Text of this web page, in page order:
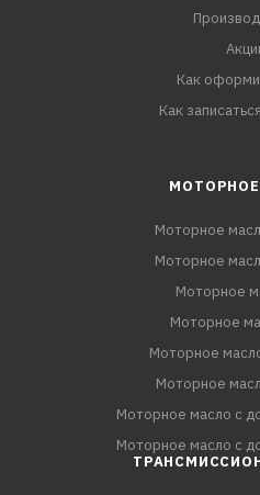
Как
Как
Моторное
Моторное
Моторное
Моторное
Моторное
Моторное
Моторное масло с
Моторное масло с